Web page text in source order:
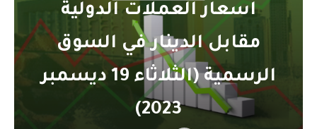
اسعار العملات الدولية
مقابل الدينار في السوق
الرسمية (الثلاثاء 19 ديسمبر
2023)